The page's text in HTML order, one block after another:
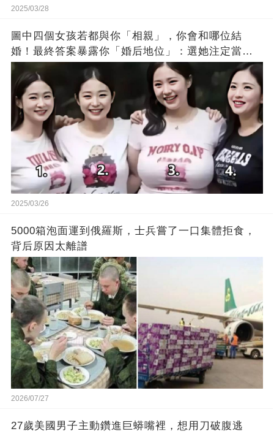
2025/03/28
圖中四個女孩若都與你「相親」，你會和哪位結
婚！最終答案暴露你「婚后地位」：選她注定當工
2025/03/26
5000箱泡面運到俄羅斯，士兵嘗了一口集體拒食，
背后原因太離譜
2026/07/27
27歲美國男子主動鑽進巨蟒嘴裡，想用刀破腹逃